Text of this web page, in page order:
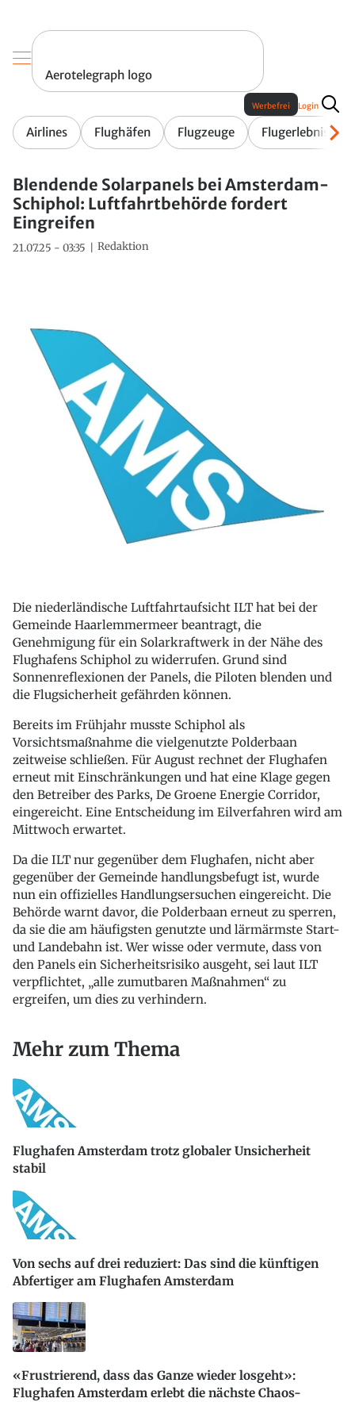
Aerotelegraph logo
Airlines Flughäfen Flugzeuge Flugerlebnis
Werbefrei Login
Blendende Solarpanels bei Amsterdam-
Schiphol: Luftfahrtbehörde fordert
Eingreifen
21.07.25 - 03:35 Redaktion
Die niederländische Luftfahrtaufsicht ILT hat bei der
Gemeinde Haarlemmermeer beantragt, die
Genehmigung für ein Solarkraftwerk in der Nähe des
Flughafens Schiphol zu widerrufen. Grund sind
Sonnenreflexionen der Panels, die Piloten blenden und
die Flugsicherheit gefährden können.
Bereits im Frühjahr musste Schiphol als
Vorsichtsmaßnahme die vielgenutzte Polderbaan
zeitweise schließen. Für August rechnet der Flughafen
erneut mit Einschränkungen und hat eine Klage gegen
den Betreiber des Parks, De Groene Energie Corridor,
eingereicht. Eine Entscheidung im Eilverfahren wird am
Mittwoch erwartet.
Da die ILT nur gegenüber dem Flughafen, nicht aber
gegenüber der Gemeinde handlungsbefugt ist, wurde
nun ein offizielles Handlungsersuchen eingereicht. Die
Behörde warnt davor, die Polderbaan erneut zu sperren,
da sie die am häufigsten genutzte und lärmärmste Start-
und Landebahn ist. Wer wisse oder vermute, dass von
den Panels ein Sicherheitsrisiko ausgeht, sei laut ILT
verpflichtet, „alle zumutbaren Maßnahmen“ zu
ergreifen, um dies zu verhindern.
Mehr zum Thema
Flughafen Amsterdam trotz globaler Unsicherheit
stabil
Von sechs auf drei reduziert: Das sind die künftigen
Abfertiger am Flughafen Amsterdam
«Frustrierend, dass das Ganze wieder losgeht»:
Flughafen Amsterdam erlebt die nächste Chaos-